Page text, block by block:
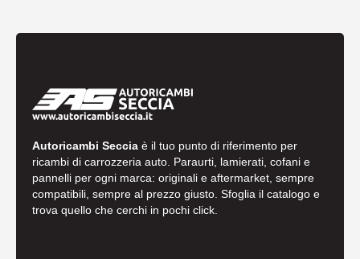
Autoricambi Seccia è il tuo punto di riferimento per
ricambi di carrozzeria auto. Paraurti, lamierati, cofani e
pannelli per ogni marca: originali e aftermarket, sempre
compatibili, sempre al prezzo giusto. Sfoglia il catalogo e
trova quello che cerchi in pochi click.